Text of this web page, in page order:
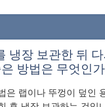
냉장 보관한 뒤
방법은 무엇인
은 랩이나 뚜껑이 덮인